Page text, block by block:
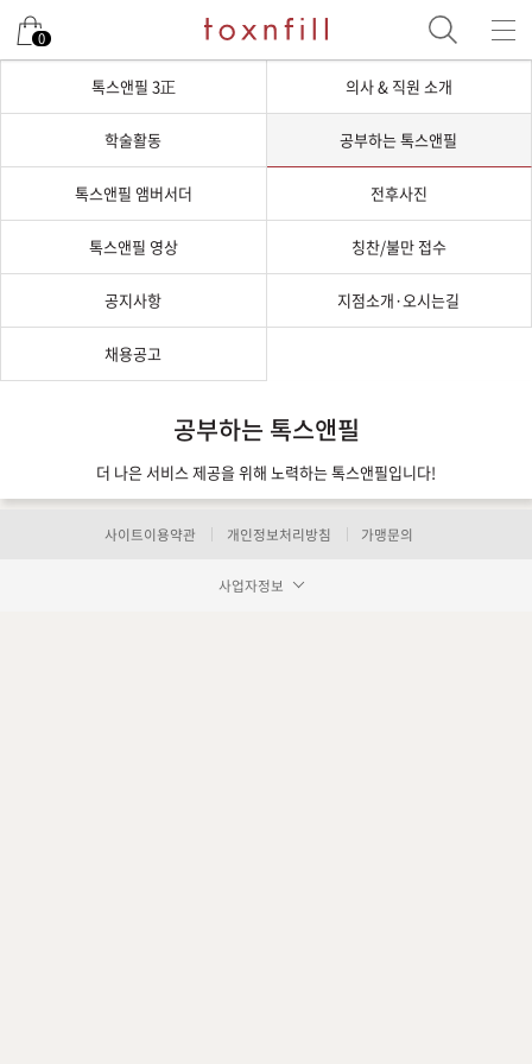
0
톡스앤필 3正 의사 & 직원 소개
학술활동 공부하는 톡스앤필
톡스앤필 앰버서더 전후사진
톡스앤필 영상 칭찬/불만 접수
공지사항 지점소개·오시는길
채용공고
공부하는 톡스앤필
더 나은 서비스 제공을 위해 노력하는 톡스앤필입니다!
사이트이용약관 개인정보처리방침 가맹문의
사업자정보